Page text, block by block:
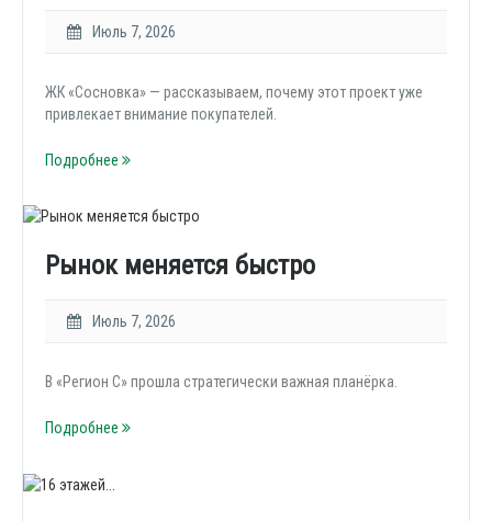
Июль 7, 2026
ЖК «Сосновка» — рассказываем, почему этот проект уже
привлекает внимание покупателей.
Подробнее
Рынок меняется быстро
Июль 7, 2026
В «Регион С» прошла стратегически важная планёрка.
Подробнее